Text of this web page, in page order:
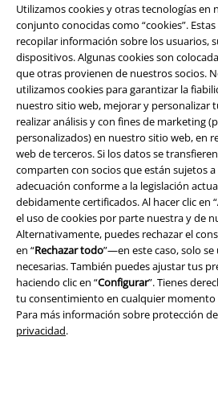
Utilizamos cookies y otras tecnologías en
conjunto conocidas como “cookies”.
recopilar información sobre los usuarios,
dispositivos. Algunas cookies son
que otras provienen de nuestros socios.
utilizamos cookies para garantizar la
nuestro sitio web, mejorar y personalizar
realizar análisis y con fines de marketing
personalizados) en nuestro sitio web, en
web de terceros. Si los datos se transfieren
comparten con socios que están sujetos
adecuación conforme a la legislación
debidamente certificados. Al hacer clic en “
el uso de cookies por parte nuestra y de
Alternativamente, puedes rechazar el
en “Rechazar todo”—en este caso, solo
necesarias. También puedes ajustar tus
haciendo clic en “Configurar”. Tienes
tu consentimiento en cualquier momento
Para más información sobre protección
privacidad.
Legal
Términos y Condiciones
Aviso Legal
Ley protección de datos
Eliminación de residuos y protección del
Declaración de Conformidad